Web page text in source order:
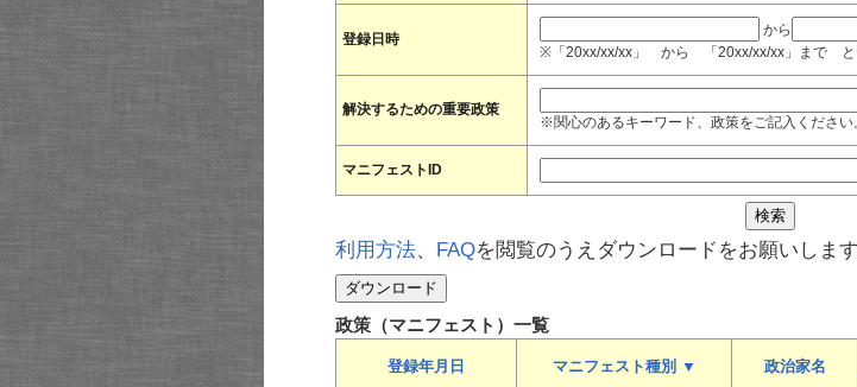
登録日時
から
※「20xx/xx/xx」 から 「20xx/xx/xx」まで と
解決するための重要政策
※関心のあるキーワード、政策をご記入ください
マニフェストID
利用方法、 FAQを閲覧のうえダウンロードをお願いします
政策（マニフェスト）一覧
登録年月日 マニフェスト種別 ▼ 政治家名